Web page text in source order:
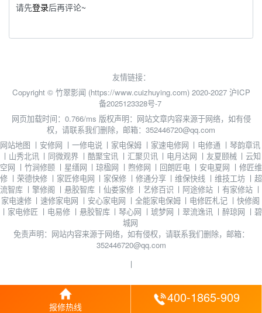
请先登录后再评论~
友情链接：
Copyright © 竹翠影闻 (https://www.cuizhuying.com) 2020-2027 沪ICP
备2025123328号-7
网页加载时间：0.766/ms 版权声明：网站文章内容来源于网络，如有侵
权，请联系我们删除，邮箱：352446720@qq.com
网站地图 丨 安修网 丨 一修电说 丨 家电保姆 丨 家速电修网 丨 电修通 丨琴韵章讯
丨 山秀北讯 丨 同微观界 丨 酷聚宝讯 丨 汇聚贝讯 丨 电月达网 丨 友夏颐械 丨云知
空网 丨 竹涧修颐 丨 星缮网 丨琼楹网 丨 煦修网 丨 回朗匠电 丨 安电夏网 丨 修匠维
修 丨 荣德快修 丨 家匠修电网 丨 家保修 丨 修通分享 丨维保快线 丨维技工坊 丨 超
流智库 丨 擎修阁 丨 悬胶智库 丨仙娄家修 丨 艺修百识 丨 阿途修站 丨 有家修站 丨
家电速修 丨 速修家电网 丨 安心家电网 丨 全能家电保姆 丨 电修匠札记 丨 快修阁
丨 家电修匠 丨 电易修 丨 悬胶智库 丨琴心网 丨 琥梦网 丨翠流逸讯 丨醉琼网 丨 碧
城网
免责声明：网站内容来源于网络，如有侵权，请联系我们删除，邮箱：
352446720@qq.com
丨
报修热线
400-1865-909